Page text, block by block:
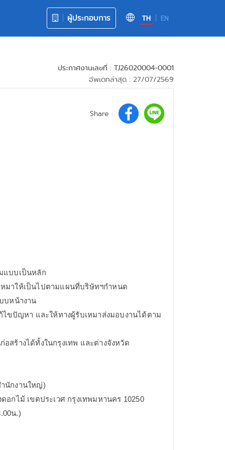
TH EN
ผู้ประกอบการ
ประกาศงานเลขที่ : TJ26020004-0001
อัพเดทล่าสุด : 27/07/2569
Share :
แบบเป็นหลัก
หมาให้เป็นไปตามแผนที่บริษัทฯกำหนด
บหน้างาน
ขปัญหา และให้ทางผู้รับเหมาส่งมอบงานได้ตาม
สร้างได้ทั้งในกรุงเทพ และต่างจังหวัด
นักงานใหญ่)
อกไม้ เขตประเวศ กรุงเทพมหานคร 10250
น.)